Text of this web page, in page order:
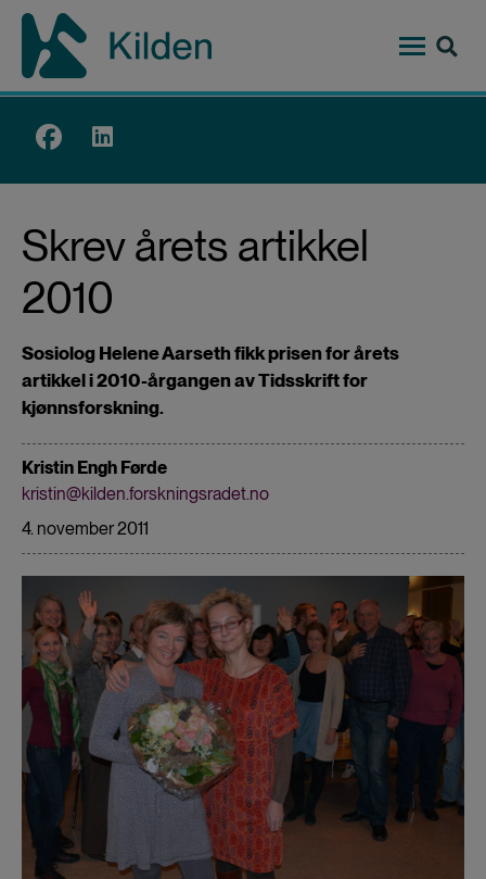
Hopp
hovedinnhold
Top
Skrev årets artikkel
2010
Sosiolog Helene Aarseth fikk prisen for årets
artikkel i 2010-årgangen av Tidsskrift for
kjønnsforskning.
Kristin Engh Førde
kristin@kilden.forskningsradet.no
4. november 2011